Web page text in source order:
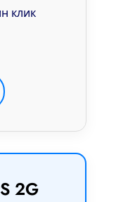
клик
2G